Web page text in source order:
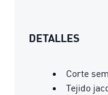
DETALLES
Corte
Tejido